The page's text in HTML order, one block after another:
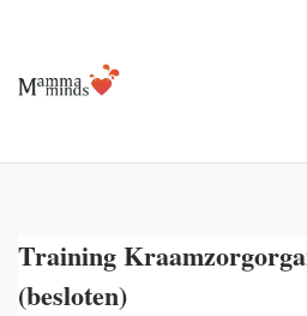
de
inhoud
Training
(besloten)